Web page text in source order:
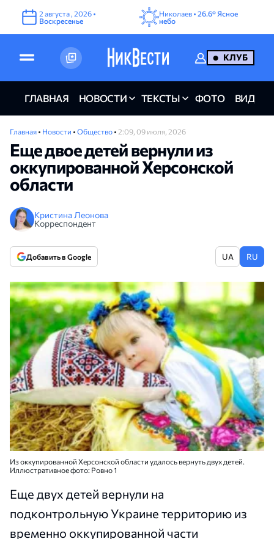
2 августа , 2026 •
Воскресенье
Николаев •26.6° Ясное
небо
КЛУБ
ГЛАВНАЯ НОВОСТИ ТЕКСТЫ ФОТО ВИДЕО
Главная • Новости • Общество • 2:09, 09 июля, 2026
Еще двое детей вернули из
оккупированной Херсонской
области
Кристина Леонова
Корреспондент
Добавить в Google UA RU
Из оккупированной Херсонской области удалось вернуть двух детей.
Иллюстративное фото: Ровно 1
Еще двух детей вернули на
подконтрольную Украине территорию из
временно оккупированной части